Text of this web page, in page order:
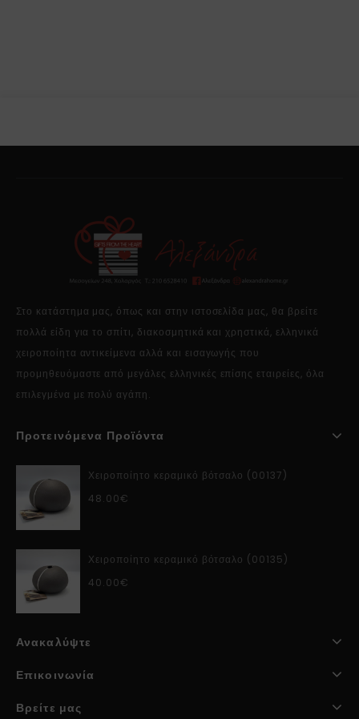
Στο κατάστημα μας, όπως και στην ιστοσελίδα μας, θα βρείτε
πολλά είδη για το σπίτι, διακοσμητικά και χρηστικά, ελληνικά
χειροποίητα αντικείμενα αλλά και εισαγωγής που
προμηθευόμαστε από μεγάλες ελληνικές επίσης εταιρείες, όλα
επιλεγμένα με πολύ αγάπη.
Προτεινόμενα Προϊόντα
Χειροποίητο κεραμικό βότσαλο (00137)
48.00€
Χειροποίητο κεραμικό βότσαλο (00135)
40.00€
Ανακαλύψτε
Επικοινωνία
Βρείτε μας